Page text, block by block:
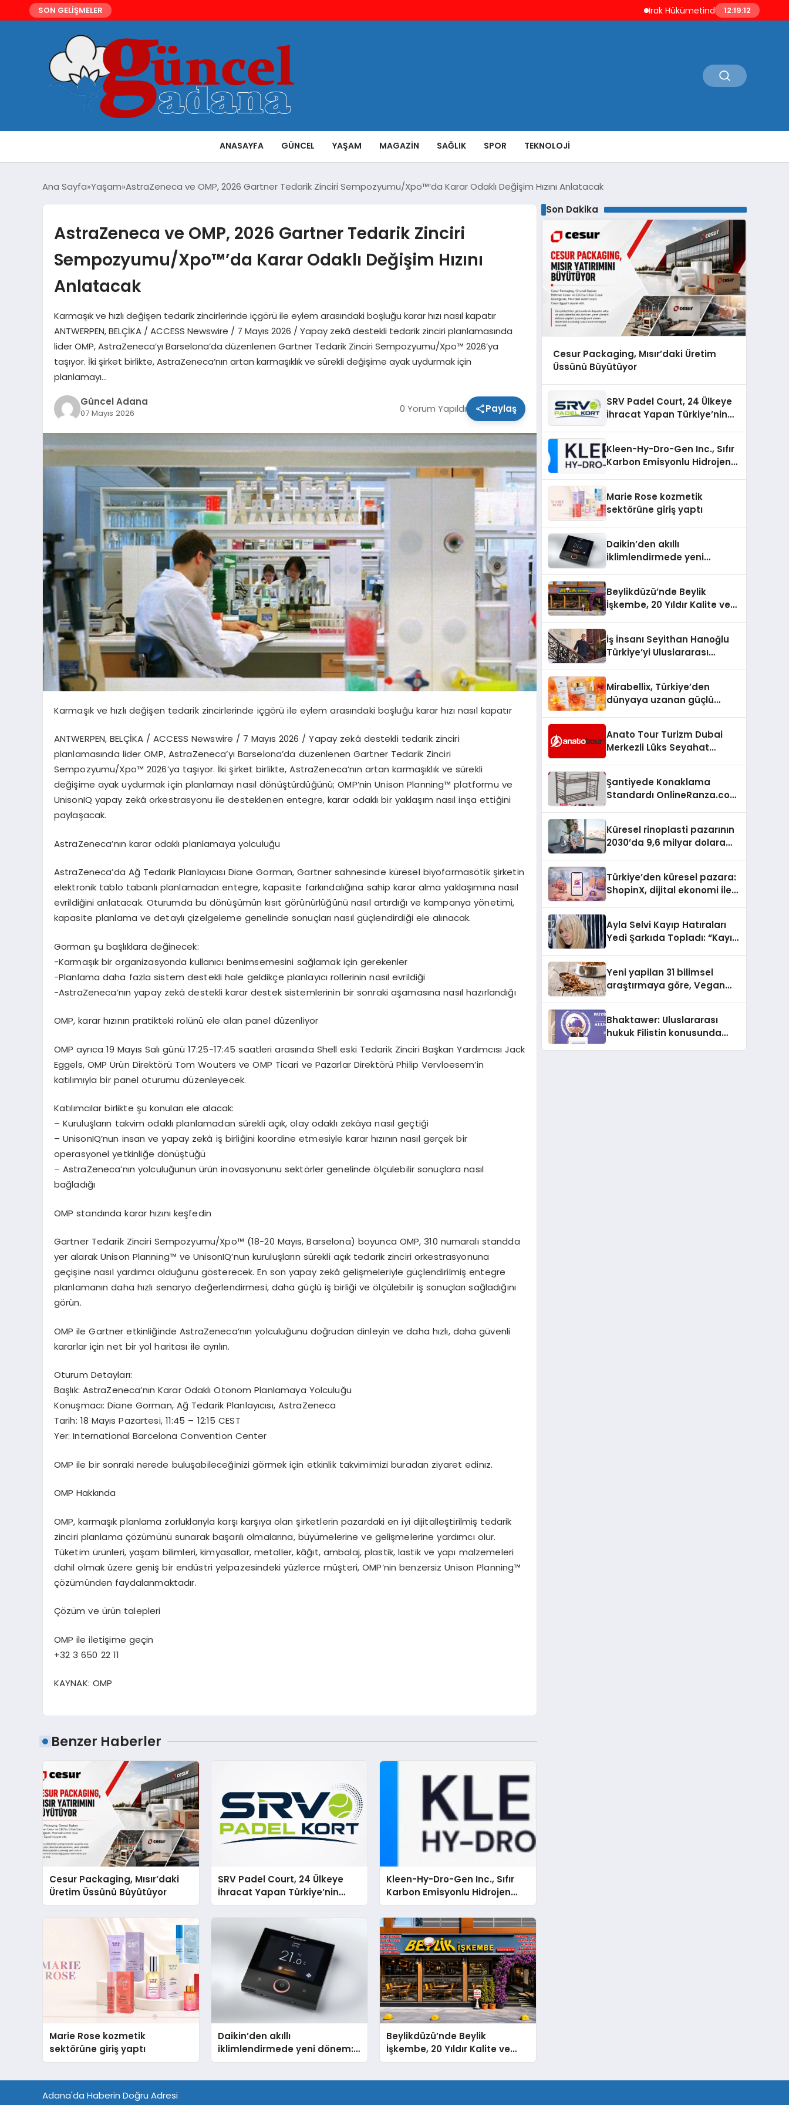
SON GELİŞMELER Irak Hükümetinden ABD ve Suudi Arabistan
12:19:13
ANASAYFA GÜNCEL YAŞAM MAGAZIN SAĞLIK SPOR TEKNOLOJI
Ana Sayfa Yaşam AstraZeneca ve OMP, 2026 Gartner Tedarik Zinciri Sempozyumu/Xpo™’da Karar Odaklı Değişim Hızını Anlatacak
AstraZeneca ve OMP, 2026 Gartner Tedarik Zinciri
Sempozyumu/Xpo™’da Karar Odaklı Değişim Hızını
Anlatacak
Karmaşık ve hızlı değişen tedarik zincirlerinde içgörü ile eylem arasındaki boşluğu karar hızı nasıl kapatır
ANTWERPEN, BELÇİKA / ACCESS Newswire / 7 Mayıs 2026 / Yapay zekâ destekli tedarik zinciri planlamasında
lider OMP, AstraZeneca’yı Barselona’da düzenlenen Gartner Tedarik Zinciri Sempozyumu/Xpo™ 2026’ya
taşıyor. İki şirket birlikte, AstraZeneca’nın artan karmaşıklık ve sürekli değişime ayak uydurmak için
planlamayı…
Güncel Adana
07 Mayıs 2026 0 Yorum Yapıldı Paylaş
Karmaşık ve hızlı değişen tedarik zincirlerinde içgörüile eylem arasındaki boşluğu karar hızı nasıl kapatır
ANTWERPEN, BELÇİKA / ACCESS Newswire / 7 Mayıs 2026 / Yapay zekâ destekli tedarik zinciri
planlamasında lider OMP, AstraZeneca’yı Barselona’da düzenlenen Gartner Tedarik Zinciri
Sempozyumu/Xpo™ 2026’ya taşıyor. İki şirket birlikte, AstraZeneca’nın artan karmaşıklık ve sürekli
değişime ayak uydurmak için planlamayınasıl dönüştürdüğünü; OMP’nin Unison Planning™platformu ve
UnisonIQ yapay zekâorkestrasyonu ile desteklenen entegre, karar odaklıbir yaklaşım nasıl inşa ettiğini
paylaşacak.
AstraZeneca’nın karar odaklıplanlamaya yolculuğu
AstraZeneca’da Ağ Tedarik Planlayıcısı Diane Gorman, Gartner sahnesinde küresel biyofarmasötik şirketin
elektronik tablo tabanlı planlamadan entegre, kapasite farkındalığına sahip karar alma yaklaşımına nasıl
evrildiğini anlatacak. Oturumda bu dönüşümün kısıt görünürlüğünü nasıl artırdığı ve kampanya yönetimi,
kapasite planlama ve detaylı çizelgeleme genelinde sonuçlarınasıl güçlendirdiği ele alınacak.
Gorman şu başlıklara değinecek:
-Karmaşık bir organizasyonda kullanıcı benimsemesini sağlamak için gerekenler
-Planlama daha fazla sistem destekli hale geldikçe planlayıcırollerinin nasıl evrildiği
-AstraZeneca’nın yapay zekâdestekli karar destek sistemlerinin bir sonraki aşamasına nasıl hazırlandığı
OMP, karar hızının pratikteki rolünüele alan panel düzenliyor
OMP ayrıca 19 Mayıs Salıgünü 17:25-17:45 saatleri arasında Shell eski Tedarik Zinciri Başkan Yardımcısı Jack
Eggels, OMPÜrün Direktörü Tom Woutersve OMP Ticari ve Pazarlar DirektörüPhilip Vervloesem’in
katılımıyla bir panel oturumu düzenleyecek.
Katılımcılar birlikte şu konuları ele alacak:
– Kuruluşların takvim odaklıplanlamadan sürekli açık, olay odaklı zekâya nasıl geçtiği
– UnisonIQ’nun insan ve yapay zekâ iş birliğini koordine etmesiyle karar hızının nasıl gerçek bir
operasyonel yetkinliğe dönüştüğü
– AstraZeneca’nın yolculuğunun ürün inovasyonunu sektörler genelindeölçülebilir sonuçlara nasıl
bağladığı
OMP standında karar hızını keşfedin
Gartner Tedarik Zinciri Sempozyumu/Xpo™ (18-20 Mayıs, Barselona) boyunca OMP, 310 numaralı standda
yer alarak Unison Planning™ ve UnisonIQ’nun kuruluşların sürekli açık tedarik zinciri orkestrasyonuna
geçişine nasıl yardımcı olduğunu gösterecek. En son yapay zekâgelişmeleriyle güçlendirilmişentegre
planlamanın daha hızlı senaryo değerlendirmesi, daha güçlü işbirliği veölçülebilir işsonuçlarısağladığını
görün.
OMP ile Gartner etkinliğinde AstraZeneca’nın yolculuğunu doğrudan dinleyin ve daha hızlı, daha güvenli
kararlar için net bir yol haritası ile ayrılın.
Oturum Detayları:
Başlık: AstraZeneca’nın Karar OdaklıOtonom Planlamaya Yolculuğu
Konuşmacı: Diane Gorman, Ağ Tedarik Planlayıcısı, AstraZeneca
Tarih: 18 Mayıs Pazartesi, 11:45 – 12:15 CEST
Yer: International Barcelona Convention Center
OMP ile bir sonraki nerede buluşabileceğinizi görmek için etkinlik takvimimizi buradan ziyaret edinız.
OMP Hakkında
OMP, karmaşık planlama zorluklarıyla karşı karşıya olan şirketlerin pazardaki en iyi dijitalleştirilmiş tedarik
zinciri planlama çözümünü sunarak başarılıolmalarına, büyümelerine ve gelişmelerine yardımcı olur.
Tüketim ürünleri, yaşam bilimleri, kimyasallar, metaller, kâğıt, ambalaj, plastik, lastik ve yapı malzemeleri
dahil olmaküzere genişbir endüstri yelpazesindeki yüzlerce müşteri, OMP’nin benzersiz Unison Planning™
çözümünden faydalanmaktadır.
Çözüm ve ürün talepleri
OMP ile iletişime geçin
+32 3 650 22 11
KAYNAK: OMP
Benzer Haberler
Cesur Packaging, Mısır’daki
Üretim Üssünü Büyütüyor
SRV Padel Court, 24 Ülkeye
İhracat Yapan Türkiye’nin
Padel Kortu Üretim Gücü
Kleen-Hy-Dro-Gen Inc., Sıfır
Karbon Emisyonlu Hidrojen
Isıtma Teknolojisinde ISO ve
TSSA Düzenleyici Onaylarını
Aldı
Marie Rose kozmetik
sektörüne giriş yaptı
Daikin’den akıllı
iklimlendirmede yeni dönem:
Madoka Plus Türkiye’de
Beylikdüzü’nde Beylik
İşkembe, 20 Yıldır Kalite ve
Lezzetin Değişmeyen Adresi
Son Dakika
Cesur Packaging, Mısır’daki Üretim
Üssünü Büyütüyor
SRV Padel Court, 24 Ülkeye
İhracat Yapan Türkiye’nin
Kleen-Hy-Dro-Gen Inc., Sıfır
Karbon Emisyonlu Hidrojen
Aldı
Marie Rose kozmetik
sektörüne giriş yaptı
Daikin’den akıllı
iklimlendirmede yeni
Beylikdüzü’nde Beylik
İşkembe, 20 Yıldır Kalite ve
İş İnsanı Seyithan Hanoğlu
Türkiye’yi Uluslararası
Mirabellix, Türkiye’den
dünyaya uzanan güçlü
Anato Tour Turizm Dubai
Merkezli Lüks Seyahat
Şantiyede Konaklama
Standardı OnlineRanza.com
Küresel rinoplasti pazarının
2030’da 9,6 milyar dolara
Türkiye’den küresel pazara:
ShopinX, dijital ekonomi ile
Ayla Selvi Kayıp Hatıraları
Yedi Şarkıda Topladı: “Kayıp
Yeni yapilan 31 bilimsel
araştırmaya göre, Vegan
Sindirildiğini Ortaya Koydu
Bhaktawer: Uluslararası
hukuk Filistin konusunda
Adana'da Haberin Doğru Adresi